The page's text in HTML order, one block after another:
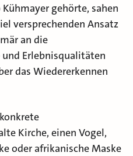
gehörte, sahen
versprechenden Ansatz
an die
Erlebnisqualitäten
das Wiedererkennen
Kirche, einen Vogel,
oder afrikanische Maske